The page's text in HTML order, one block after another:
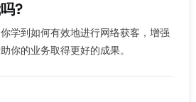
?
学到如何有效地进行网络获客，增强
你的业务取得更好的成果。